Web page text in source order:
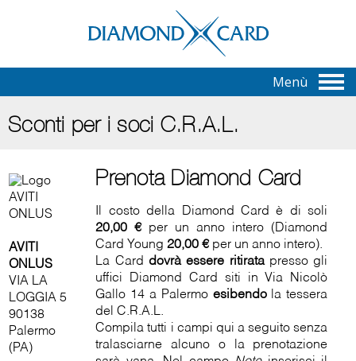
Menù
Sconti per i soci C.R.A.L.
AVITI
ONLUS
VIA LA
LOGGIA 5
90138
Palermo
(PA)
Prenota Diamond Card
Il costo della Diamond Card è di soli
20,00 €per un anno intero (Diamond
Card Young20,00 €per un anno intero).
La Card dovrà essere ritiratapresso gli
uffici Diamond Card siti in Via Nicolò
Gallo 14 a Palermo esibendola tessera
del C.R.A.L.
Compila tutti i campi qui a seguito senza
tralasciarne alcuno o la prenotazione